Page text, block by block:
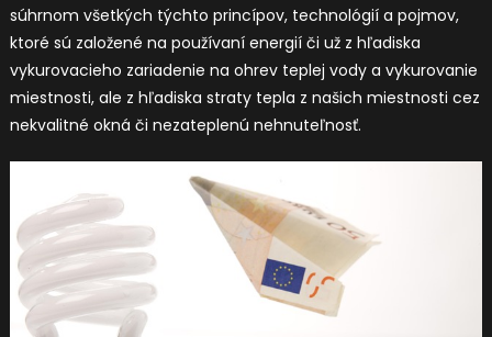
súhrnom všetkých týchto princípov, technológií a pojmov,
ktoré sú založené na používaní energií či už z hľadiska
vykurovacieho zariadenie na ohrev teplej vody a vykurovanie
miestnosti, ale z hľadiska straty tepla z našich miestnosti cez
nekvalitné okná či nezateplenú nehnuteľnosť.